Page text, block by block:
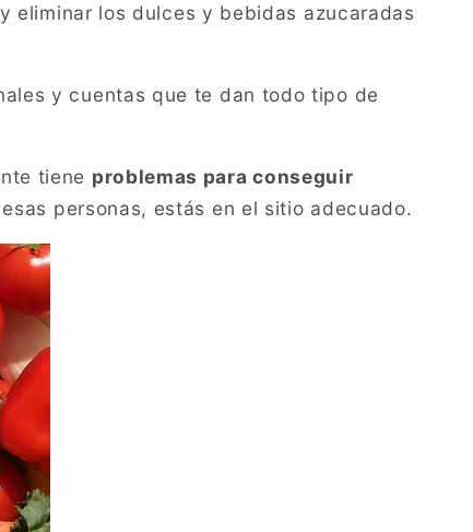
eliminar los dulces y bebidas azucaradas
y cuentas que te dan todo tipo de
tiene problemas para conseguir
personas, estás en el sitio adecuado.